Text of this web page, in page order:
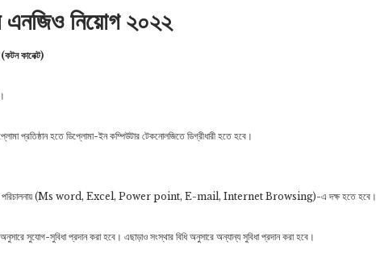
নিয়োগ ২০২২
কানেক্ট)
প্রতিষ্ঠান হতে ডিপ্লোমা-ইন কম্পিউটার টেকনোলজিতে ডিগ্রীধারী হতে হবে।
পরিচালনায় (Ms word, Excel, Power point, E-mail, Internet Browsing)-এ দক্ষ হতে হবে।
সুযোগ-সুবিধা প্রদান করা হবে। এছাড়াও সংস্থার বিধি অনুসারে অন্যান্য সুবিধা প্রদান করা হবে।